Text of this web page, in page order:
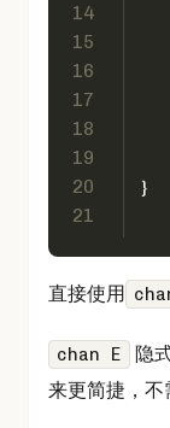
14
15
16
17
18
19
20
21
}
直接使用
chan E 隐
来更简捷，不